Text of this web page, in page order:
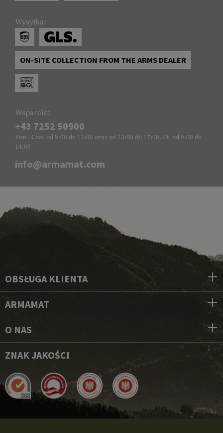
Wysyłka:
ON-SITE COLLECTION FROM THE ARMS DEALER
Wsparcie:
+43 7252 50900
Pon - Czw. od 9:00 do 12:00 oraz od 13:00 do 17:00, Pt. od 9:00 do
14:00
info@armamat.com
OBSŁUGA KLIENTA
ARMAMAT
O NAS
ZNAK JAKOŚCI